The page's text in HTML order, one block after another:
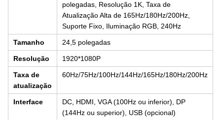
polegadas, Resolução 1K, Taxa de
Atualização Alta de 165Hz/180Hz/200Hz,
Suporte Fixo, Iluminação RGB, 240Hz
Tamanho 24,5 polegadas
Resolução 1920*1080P
Taxa de
atualização
60Hz/75Hz/100Hz/144Hz/165Hz/180Hz/200Hz
Interface
DC, HDMI, VGA (100Hz ou inferior), DP
(144Hz ou superior), USB (opcional)